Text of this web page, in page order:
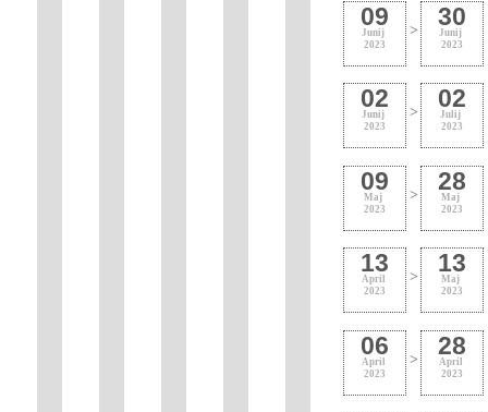
09
Junij
2023
> 30
Junij
2023
02
Junij
2023
> 02
Julij
2023
09
Maj
2023
> 28
Maj
2023
13
April
2023
> 13
Maj
2023
06
April
2023
> 28
April
2023